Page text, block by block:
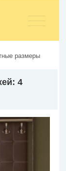
размеры
4